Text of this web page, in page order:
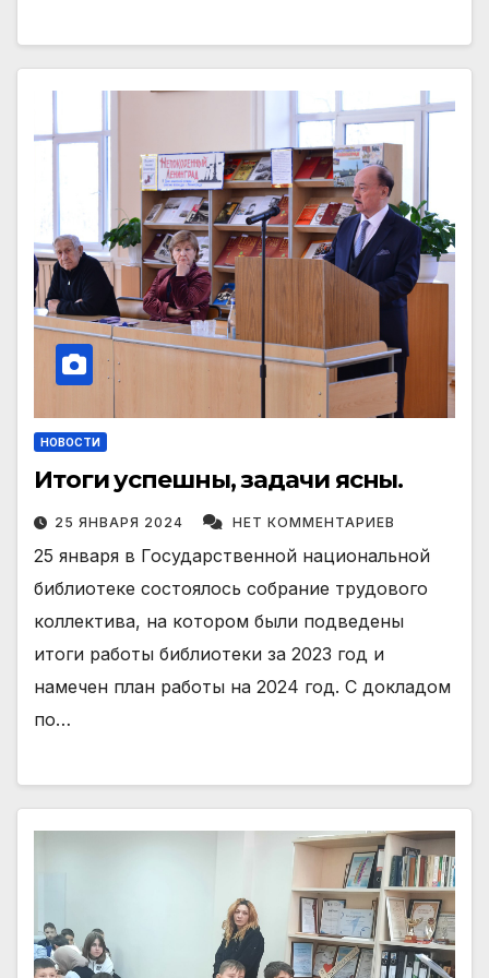
НОВОСТИ
Итоги успешны, задачи ясны.
25 ЯНВАРЯ 2024 НЕТ КОММЕНТАРИЕВ
25 января в Государственной национальной
библиотеке состоялось собрание трудового
коллектива, на котором были подведены
итоги работы библиотеки за 2023 год и
намечен план работы на 2024 год. С докладом
по…